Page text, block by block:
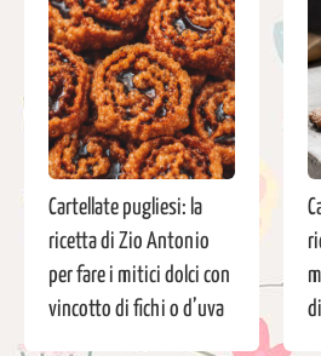
Cartellate pugliesi: la
ricetta di Zio Antonio
per fare i mitici dolci con
vincotto di fichi o d’uva